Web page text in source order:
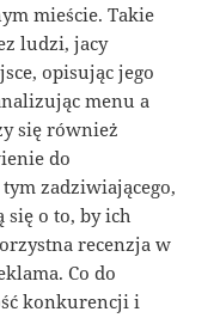
mieście. Takie
ludzi, jacy
opisując jego
menu a
się również
do
zadziwiającego,
się o to, by ich
recenzja w
Co do
konkurencji i